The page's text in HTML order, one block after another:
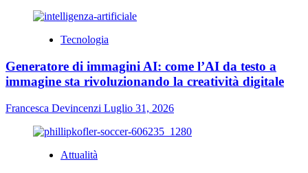
Tecnologia
Generatore di immagini AI: come l’AI da testo a
immagine sta rivoluzionando la creatività digitale
Francesca Devincenzi Luglio 31, 2026
Attualità